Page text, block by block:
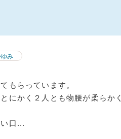
み
もらっています。
にかく２人とも物腰が柔らかく
口...